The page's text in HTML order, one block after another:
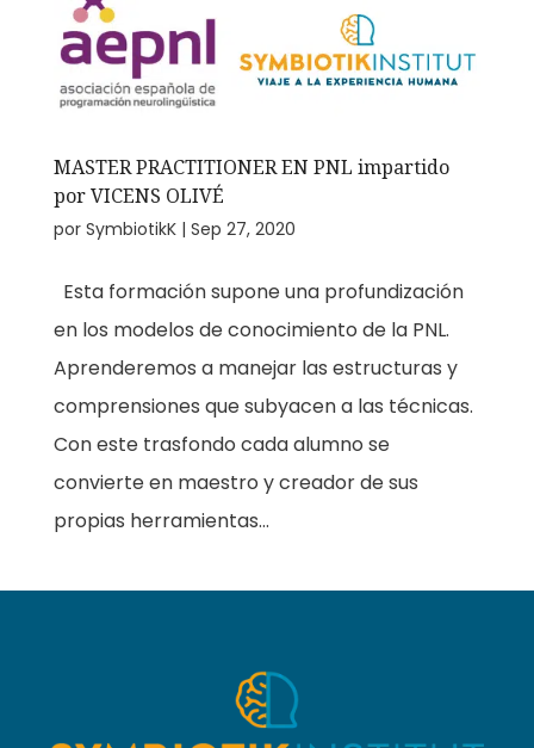
MASTER PRACTITIONER EN PNL impartido
por VICENS OLIVÉ
por SymbiotikK| Sep 27, 2020
Esta formación supone una profundización
en los modelos de conocimiento de la PNL.
Aprenderemos a manejar las estructuras y
comprensiones que subyacen a las técnicas.
Con este trasfondo cada alumno se
convierte en maestro y creador de sus
propias herramientas...